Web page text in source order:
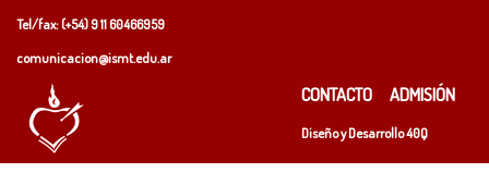
Tel/fax: (+54)9 11 60466959
comunicacion@ismt.edu.ar
CONTACTO ADMISIÓN
Diseño y Desarrollo40Q